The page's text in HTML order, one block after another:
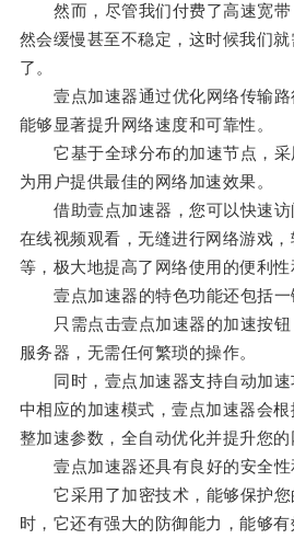
然而，尽管我们付费了高速宽带
然会缓慢甚至不稳定，这时候我们
了。
壹点加速器通过优化网络传输路
能够显著提升网络速度和可靠性。
它基于全球分布的加速节点，采
为用户提供最佳的网络加速效果。
借助壹点加速器，您可以快速访
在线视频观看，无缝进行网络游戏
等，极大地提高了网络使用的便利性
壹点加速器的特色功能还包括一
只需点击壹点加速器的加速按钮
服务器，无需任何繁琐的操作。
同时，壹点加速器支持自动加速
中相应的加速模式，壹点加速器会
整加速参数，全自动优化并提升您的
壹点加速器还具有良好的安全性
它采用了加密技术，能够保护您
时，它还有强大的防御能力，能够